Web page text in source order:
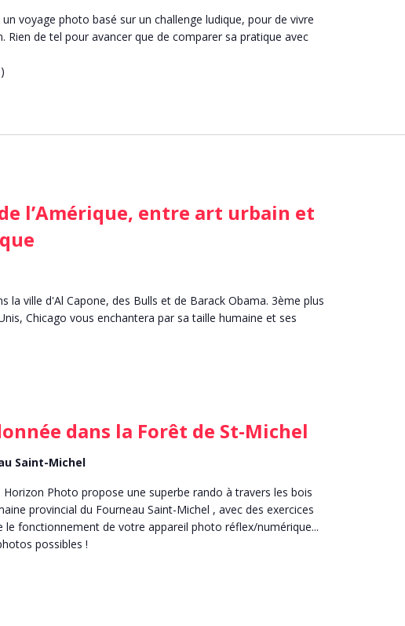
voyage photo basé sur un challenge ludique, pour de vivre
Rien de tel pour avancer que de comparer sa pratique avec
l’Amérique, entre art urbain et
la ville d'Al Capone, des Bulls et de Barack Obama. 3ème plus
Chicago vous enchantera par sa taille humaine et ses
dans la Forêt de St-Michel
Saint-Michel
Photo propose une superbe rando à travers les bois
provincial du Fourneau Saint-Michel , avec des exercices
fonctionnement de votre appareil photo réflex/numérique...
possibles !